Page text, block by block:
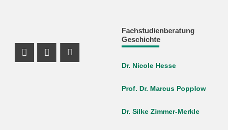
Fachstudienberatung
Geschichte
Dr. Nicole Hesse
Prof. Dr. Marcus Popplow
Dr. Silke Zimmer-Merkle
Instagram Profil
Profil Mastodon
Youtube Profil